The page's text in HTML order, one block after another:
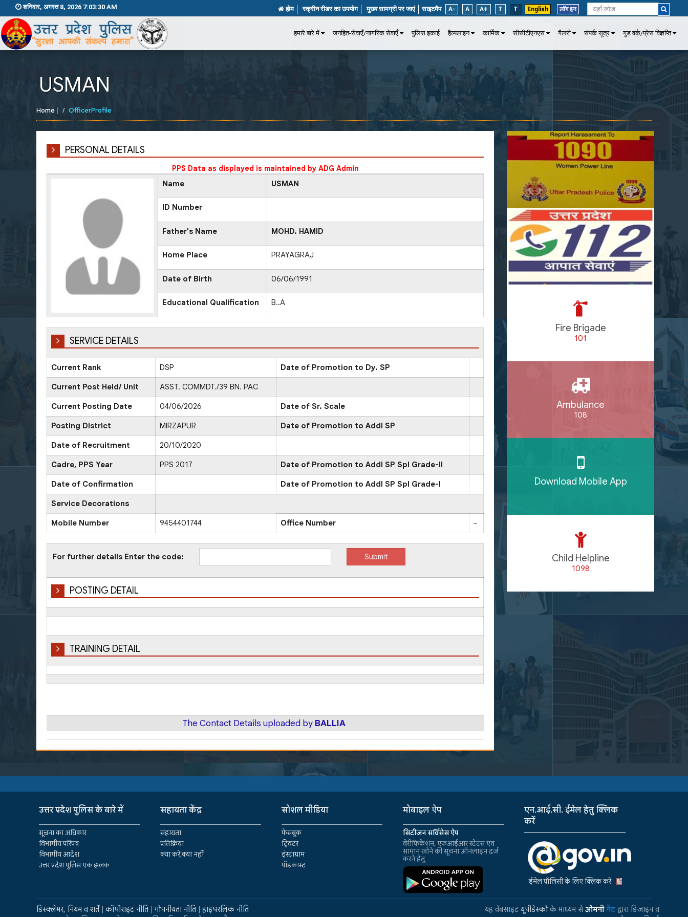
शनिवार, अगस्त 8, 2026 7:03:30 AM होम स्क्रीन रीडर का उपयोग मुख्य सामग्री पर जाएं साइटमैप A- A A+ T T English लॉग इन
हमारे बारे में जनहित-सेवाएँ/नागरिक सेवाएँ पुलिस इकाई हैल्पलाइन कार्मिक सीसीटीएनएस गैलरी संपर्क सूत्र गुड वर्क/प्रेस विज्ञप्ति
USMAN
Home | OfficerProfile
PERSONAL DETAILS
PPS Data as displayed is maintained by ADG Admin
Name
USMAN
ID Number
Father's Name MOHD. HAMID
Home Place PRAYAGRAJ
Date of Birth 06/06/1991
Educational Qualification B..A
SERVICE DETAILS
Current Rank DSP Date of Promotion to Dy. SP
Current Post Held/ Unit ASST. COMMDT./39 BN. PAC
Current Posting Date 04/06/2026 Date of Sr. Scale
Posting District MIRZAPUR Date of Promotion to Addl SP
Date of Recruitment 20/10/2020
Cadre, PPS Year PPS 2017 Date of Promotion to Addl SP Spl Grade-II
Date of Confirmation Date of Promotion to Addl SP Spl Grade-I
Service Decorations
Mobile Number 9454401744 Office Number -
For further details Enter the code:
POSTING DETAIL
TRAINING DETAIL
The Contact Details uploaded by BALLIA
Fire Brigade
101
Ambulance
108
Download Mobile App
Child Helpline
1098
उत्तर प्रदेश पुलिस के बारे में
सूचना का अधिकार
विभागीय परिपत्र
विभागीय आदेश
उत्तर प्रदेश पुलिस एक झलक
सहायता केंद्र
सहायता
प्रतिक्रिया
क्या करें,क्या नहीं
सोशल मीडिया
फेसबुक
ट्विटर
इंस्टाग्राम
पॉडकास्ट
मोबाइल ऐप
सिटीजन सर्विसेस ऐप
वेरीफिकेशन, एफआईआर स्टेटस एवं
सामान खोने की सूचना ऑनलाइन दर्ज
करने हेतु
एन.आई.सी. ईमेल हेतु क्लिक
करें
ईमेल पॉलिसी के लिए क्लिक करें
डिस्क्लेमर, नियम व शर्तें|कॉपीराइट नीति|गोपनीयता नीति|हाइपरलिंक नीति
यह वेबसाइटयूपीडेस्कोके माध्यम सेओमनीनेटद्वारा डिजाइन व